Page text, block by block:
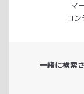
マ
コ
一緒に検索